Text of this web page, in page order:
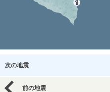
次の地震
前の地震